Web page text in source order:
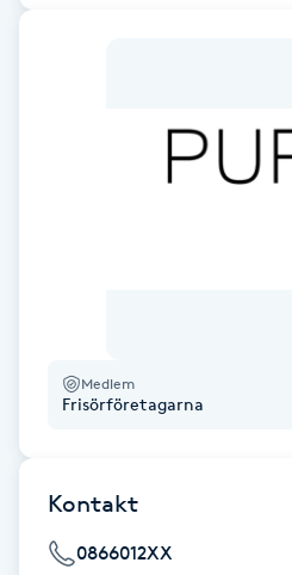
Gelenaglar
Gellack
Medlem
Frisörföretagarna
Kontakt
0866012XX